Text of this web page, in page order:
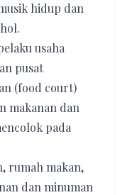
hidup dan
usaha
pusat
(food court)
makanan dan
pada
rumah makan,
dan minuman